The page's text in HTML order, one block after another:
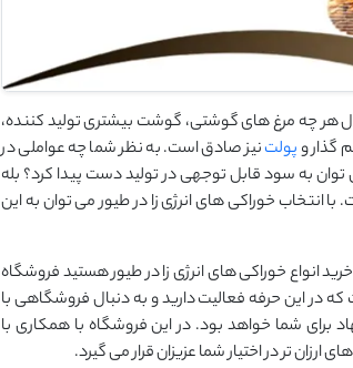
هر چه مرغ های گوشتی، گوشت بیشتری تولید کننده،
گذار وپولتنیز صادق است. به نظر شما چه عواملی در
به سود قابل توجهی در تولید دست پیدا کرد؟ بله
خوراکی های انرژی زا در طیور می توان به این
انواع خوراکی های انرژی زا در طیور هستید فروشگاه
در این حرفه فعالیت دارید و به دنبال فروشگاهی با
شما خواهد بود. در این فروشگاه با همکاری با
تر در اختیار شما عزیزان قرار می گیرد.